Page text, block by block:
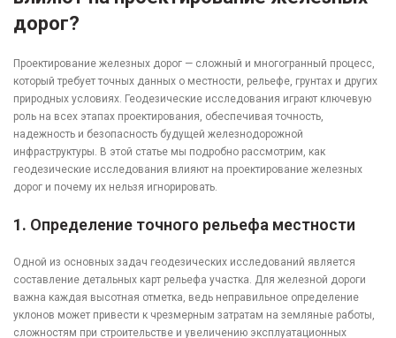
дорог?
Проектирование железных дорог — сложный и многогранный процесс,
который требует точных данных о местности, рельефе, грунтах и других
природных условиях. Геодезические исследования играют ключевую
роль на всех этапах проектирования, обеспечивая точность,
надежность и безопасность будущей железнодорожной
инфраструктуры. В этой статье мы подробно рассмотрим, как
геодезические исследования влияют на проектирование железных
дорог и почему их нельзя игнорировать.
1. Определение точного рельефа местности
Одной из основных задач геодезических исследований является
составление детальных карт рельефа участка. Для железной дороги
важна каждая высотная отметка, ведь неправильное определение
уклонов может привести к чрезмерным затратам на земляные работы,
сложностям при строительстве и увеличению эксплуатационных